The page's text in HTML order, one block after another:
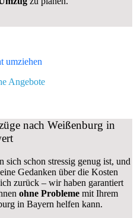
umziehen
Angebote
nach Weißenburg in
sich schon stressig genug ist, und
Gedanken über die Kosten
zurück – wir haben garantiert
ohne Probleme mit Ihrem
in Bayern helfen kann.